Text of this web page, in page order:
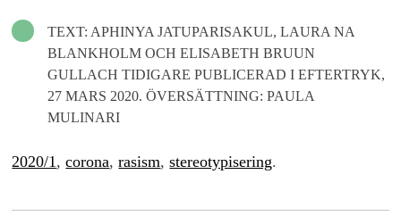
TEXT: APHINYA JATUPARISAKUL, LAURA NA
BLANKHOLM OCH ELISABETH BRUUN
GULLACH TIDIGARE PUBLICERAD I EFTERTRYK,
27 MARS 2020. ÖVERSÄTTNING: PAULA
MULINARI
2020/1,corona,rasism,stereotypisering.